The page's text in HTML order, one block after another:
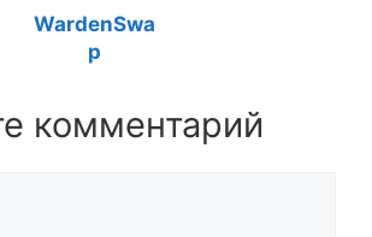
WardenSwa
p
комментарий